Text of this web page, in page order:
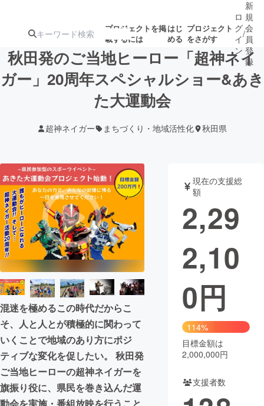
プロジェクトを掲
載するには
はじ
める
プロジェクト
をさがす
注目の新着プロ募集終了が近いプ
テクノロジー・ガジェット
映像・映画 書籍・雑誌
ビジネス・起業 チャレンジ
まちづくり・地域活性化
CAMPFIRE for Social Good
CAMPFIRE Creation
CAMPFIREふるさと納税
コミュニティ
ロ
グ
イ
ン
/
新
規
会
員
登
録
秋田発のご当地ヒーロー「超神ネイ
ガー」20周年スペシャルショー&あき
た大運動会
超神ネイガー まちづくり・地域活性化 秋田県
混迷を極めるこの時代だからこ
そ、人と人とが積極的に関わって
いくことで地域のあり方にポジ
ティブな変化を促したい。 秋田発
ご当地ヒーローの超神ネイガーを
旗振り役に、県民を巻き込んだ運
現在の支援総
額
2,29
2,10
0円
114%
目標金額は
2,000,000円
支援者数